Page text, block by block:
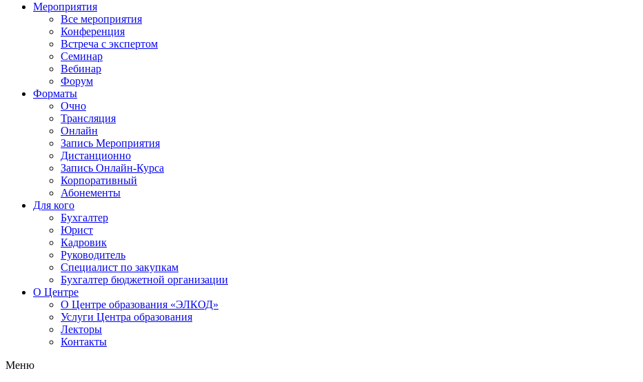
Мероприятия
Все мероприятия
Конференция
Встреча с экспертом
Семинар
Вебинар
Форум
Форматы
Очно
Трансляция
Онлайн
Запись Мероприятия
Дистанционно
Запись Онлайн-Курса
Корпоративный
Абонементы
Для кого
Бухгалтер
Юрист
Кадровик
Руководитель
Специалист по закупкам
Бухгалтер бюджетной организации
О Центре
О Центре образования «ЭЛКОД»
Услуги Центра образования
Лекторы
Контакты
Меню